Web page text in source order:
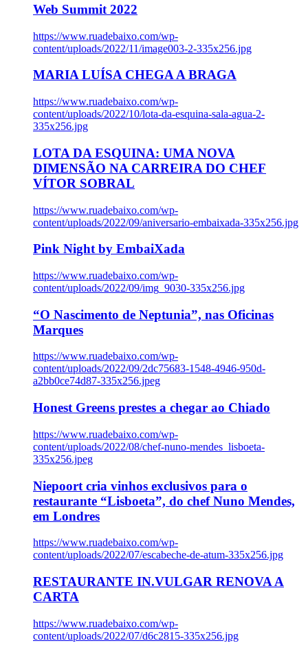
Web Summit 2022
https://www.ruadebaixo.com/wp-
content/uploads/2022/11/image003-2-335x256.jpg
MARIA LUÍSA CHEGA A BRAGA
https://www.ruadebaixo.com/wp-
content/uploads/2022/10/lota-da-esquina-sala-agua-2-
335x256.jpg
LOTA DA ESQUINA: UMA NOVA
DIMENSÃO NA CARREIRA DO CHEF
VÍTOR SOBRAL
https://www.ruadebaixo.com/wp-
content/uploads/2022/09/aniversario-embaixada-335x256.jpg
Pink Night by EmbaiXada
https://www.ruadebaixo.com/wp-
content/uploads/2022/09/img_9030-335x256.jpg
“O Nascimento de Neptunia”, nas Oficinas
Marques
https://www.ruadebaixo.com/wp-
content/uploads/2022/09/2dc75683-1548-4946-950d-
a2bb0ce74d87-335x256.jpeg
Honest Greens prestes a chegar ao Chiado
https://www.ruadebaixo.com/wp-
content/uploads/2022/08/chef-nuno-mendes_lisboeta-
335x256.jpeg
Niepoort cria vinhos exclusivos para o
restaurante “Lisboeta”, do chef Nuno Mendes,
em Londres
https://www.ruadebaixo.com/wp-
content/uploads/2022/07/escabeche-de-atum-335x256.jpg
RESTAURANTE IN.VULGAR RENOVA A
CARTA
https://www.ruadebaixo.com/wp-
content/uploads/2022/07/d6c2815-335x256.jpg